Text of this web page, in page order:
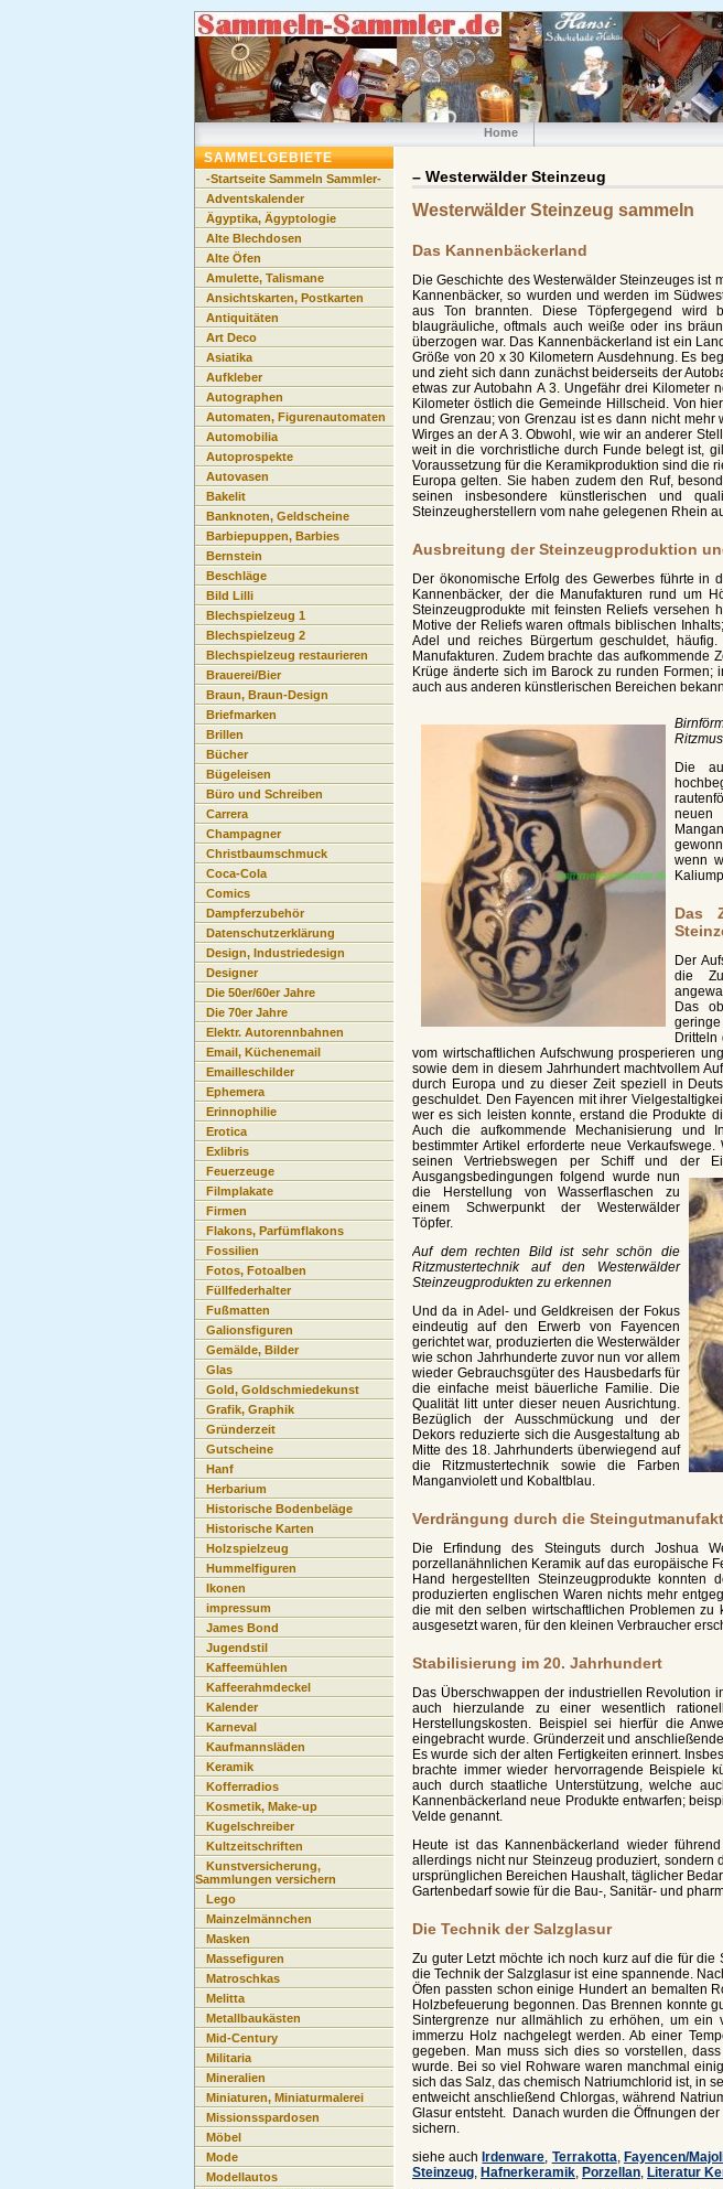
Home
– Westerwälder Steinzeug
Westerwälder Steinzeug sammeln
Das Kannenbäckerland
Die Geschichte des Westerwälder Steinzeuges ist
Kannenbäcker, so wurden und werden im
aus Ton brannten. Diese Töpfergegend wird
blaugräuliche, oftmals auch weiße oder ins
überzogen war. Das Kannenbäckerland ist ein
Größe von 20 x 30 Kilometern Ausdehnung. Es
und zieht sich dann zunächst beiderseits der
etwas zur Autobahn A 3. Ungefähr drei Kilometer
Kilometer östlich die Gemeinde Hillscheid. Von
und Grenzau; von Grenzau ist es dann nicht
Wirges an der A 3. Obwohl, wie wir an anderer
weit in die vorchristliche durch Funde belegt ist,
Voraussetzung für die Keramikproduktion sind die
Europa gelten. Sie haben zudem den Ruf,
seinen insbesondere künstlerischen und
Steinzeugherstellern vom nahe gelegenen Rhein
Ausbreitung der Steinzeugproduktion
Der ökonomische Erfolg des Gewerbes führte in
Kannenbäcker, der die Manufakturen rund um
Steinzeugprodukte mit feinsten Reliefs
Motive der Reliefs waren oftmals biblischen
Adel und reiches Bürgertum geschuldet,
Manufakturen. Zudem brachte das aufkommende
Krüge änderte sich im Barock zu runden Formen;
auch aus anderen künstlerischen Bereichen
Die
wenn
Das
Der
die
Das
geringe
Dritteln
vom wirtschaftlichen Aufschwung prosperieren
sowie dem in diesem Jahrhundert machtvollem
durch Europa und zu dieser Zeit speziell in
geschuldet. Den Fayencen mit ihrer
wer es sich leisten konnte, erstand die Produkte
Auch die aufkommende Mechanisierung und
bestimmter Artikel erforderte neue
seinen Vertriebswegen per Schiff und der
Ausgangsbedingungen folgend wurde nun
die Herstellung von Wasserflaschen zu
einem Schwerpunkt der Westerwälder
Töpfer.
Auf dem rechten Bild ist sehr schön die
Ritzmustertechnik auf den Westerwälder
Steinzeugprodukten zu erkennen
Und da in Adel- und Geldkreisen der Fokus
eindeutig auf den Erwerb von Fayencen
gerichtet war, produzierten die Westerwälder
wie schon Jahrhunderte zuvor nun vor allem
wieder Gebrauchsgüter des Hausbedarfs für
die einfache meist bäuerliche Familie. Die
Qualität litt unter dieser neuen Ausrichtung.
Bezüglich der Ausschmückung und der
Dekors reduzierte sich die Ausgestaltung ab
Mitte des 18. Jahrhunderts überwiegend auf
die Ritzmustertechnik sowie die Farben
Manganviolett und Kobaltblau.
Verdrängung durch die
Die Erfindung des Steinguts durch Joshua
porzellanähnlichen Keramik auf das europäische
Hand hergestellten Steinzeugprodukte
produzierten englischen Waren nichts mehr
die mit den selben wirtschaftlichen Problemen
ausgesetzt waren, für den kleinen Verbraucher
Stabilisierung im 20. Jahrhundert
Das Überschwappen der industriellen Revolution
auch hierzulande zu einer wesentlich
Herstellungskosten. Beispiel sei hierfür die
eingebracht wurde. Gründerzeit und
Es wurde sich der alten Fertigkeiten erinnert.
brachte immer wieder hervorragende Beispiele
auch durch staatliche Unterstützung, welche
Kannenbäckerland neue Produkte entwarfen;
Velde genannt.
Heute ist das Kannenbäckerland wieder
allerdings nicht nur Steinzeug produziert, sondern
ursprünglichen Bereichen Haushalt, täglicher
Gartenbedarf sowie für die Bau-, Sanitär- und
Die Technik der Salzglasur
Zu guter Letzt möchte ich noch kurz auf die für
die Technik der Salzglasur ist eine spannende.
Öfen passten schon einige Hundert an bemalten
Holzbefeuerung begonnen. Das Brennen konnte
Sintergrenze nur allmählich zu erhöhen, um ein
immerzu Holz nachgelegt werden. Ab einer
gegeben. Man muss sich dies so vorstellen,
wurde. Bei so viel Rohware waren manchmal
sich das Salz, das chemisch Natriumchlorid ist, in
entweicht anschließend Chlorgas, während
Glasur entsteht. Danach wurden die Öffnungen
sichern.
siehe auchIrdenware Terrakotta Fayencen/
Steinzeug Hafnerkeramik Porzellan Literatur
SAMMELGEBIETE
-Startseite Sammeln Sammler-
Adventskalender
Ägyptika, Ägyptologie
Alte Blechdosen
Alte Öfen
Amulette, Talismane
Ansichtskarten, Postkarten
Antiquitäten
Art Deco
Asiatika
Aufkleber
Autographen
Automaten, Figurenautomaten
Automobilia
Autoprospekte
Autovasen
Bakelit
Banknoten, Geldscheine
Barbiepuppen, Barbies
Bernstein
Beschläge
Bild Lilli
Blechspielzeug 1
Blechspielzeug 2
Blechspielzeug restaurieren
Brauerei/Bier
Braun, Braun-Design
Briefmarken
Brillen
Bücher
Bügeleisen
Büro und Schreiben
Carrera
Champagner
Christbaumschmuck
Coca-Cola
Comics
Dampferzubehör
Datenschutzerklärung
Design, Industriedesign
Designer
Die 50er/60er Jahre
Die 70er Jahre
Elektr. Autorennbahnen
Email, Küchenemail
Emailleschilder
Ephemera
Erinnophilie
Erotica
Exlibris
Feuerzeuge
Filmplakate
Firmen
Flakons, Parfümflakons
Fossilien
Fotos, Fotoalben
Füllfederhalter
Fußmatten
Galionsfiguren
Gemälde, Bilder
Glas
Gold, Goldschmiedekunst
Grafik, Graphik
Gründerzeit
Gutscheine
Hanf
Herbarium
Historische Bodenbeläge
Historische Karten
Holzspielzeug
Hummelfiguren
Ikonen
impressum
James Bond
Jugendstil
Kaffeemühlen
Kaffeerahmdeckel
Kalender
Karneval
Kaufmannsläden
Keramik
Kofferradios
Kosmetik, Make-up
Kugelschreiber
Kultzeitschriften
Kunstversicherung,
Sammlungen versichern
Lego
Mainzelmännchen
Masken
Massefiguren
Matroschkas
Melitta
Metallbaukästen
Mid-Century
Militaria
Mineralien
Miniaturen, Miniaturmalerei
Missionsspardosen
Möbel
Mode
Modellautos